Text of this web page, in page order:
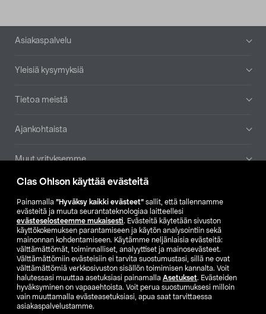
Clas Ohlson käyttää evästeitä
Painamalla ”Hyväksy kaikki evästeet” sallit, että tallennamme
evästeitä ja muuta seurantateknologiaa laitteellesi
evästeselosteemme mukaisesti. Evästeitä käytetään sivuston
käyttökokemuksen parantamiseen ja käytön analysointiin sekä
mainonnan kohdentamiseen. Käytämme neljänlaisia evästeitä:
välttämättömät, toiminnalliset, analyyttiset ja mainosevästeet.
Välttämättömiin evästeisiin ei tarvita suostumustasi, sillä ne ovat
välttämättömiä verkkosivuston sisällön toimimisen kannalta. Voit
halutessasi muuttaa asetuksiasi painamalla Asetukset. Evästeiden
hyväksyminen on vapaaehtoista. Voit perua suostumuksesi milloin
vain muuttamalla evästeasetuksiasi, apua saat tarvittaessa
asiakaspalvelustamme.
Alatunniste
Asiakaspalvelu
Yleisiä kysymyksiä
Tietoa meistä
Ajankohtaista
Muut yrityksemme
Etsi myymälä
SE NO FI
FI SV